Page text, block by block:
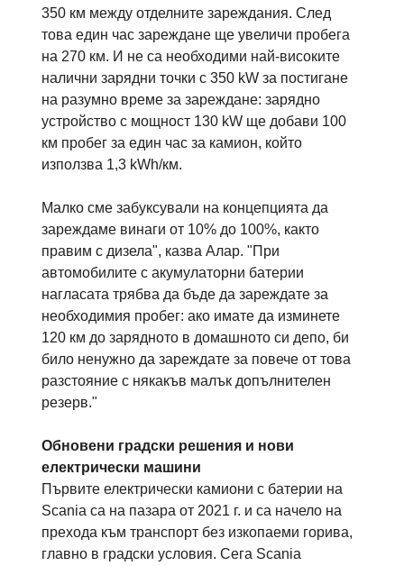
350 км между отделните зареждания. След
това един час зареждане ще увеличи пробега
на 270 км. И не са необходими най-високите
налични зарядни точки с 350 kW за постигане
на разумно време за зареждане: зарядно
устройство с мощност 130 kW ще добави 100
км пробег за един час за камион, който
използва 1,3 kWh/км.
Малко сме забуксували на концепцията да
зареждаме винаги от 10% до 100%, както
правим с дизела", казва Алар. "При
автомобилите с акумулаторни батерии
нагласата трябва да бъде да зареждате за
необходимия пробег: ако имате да изминете
120 км до зарядното в домашното си депо, би
било ненужно да зареждате за повече от това
разстояние с някакъв малък допълнителен
резерв."
Обновени градски решения и нови
електрически машини
Първите електрически камиони с батерии на
Scania са на пазара от 2021 г. и са начело на
прехода към транспорт без изкопаеми горива,
главно в градски условия. Сега Scania